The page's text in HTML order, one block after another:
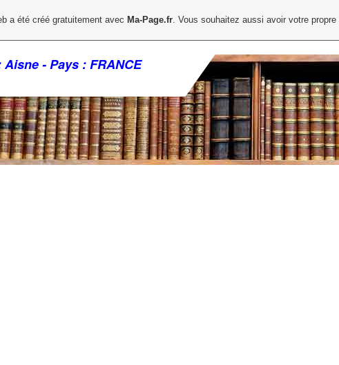
- Pays : FRANCE
a été créé gratuitement avec Ma-Page.fr. Vous souhaitez aussi avoir votre